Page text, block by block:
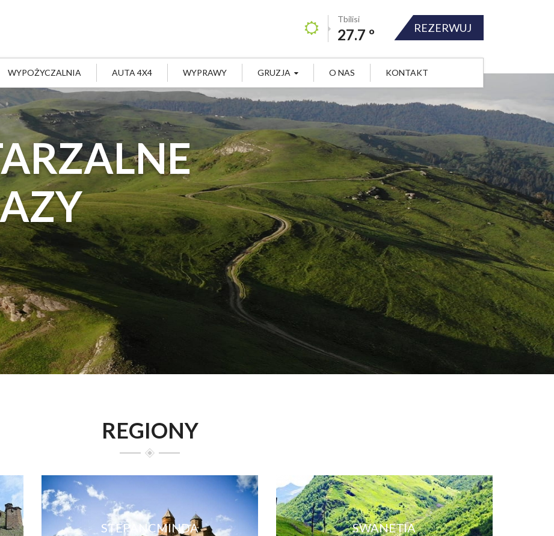
REZERWUJ
Tbilisi
27.7 º
WYPOŻYCZALNIA AUTA 4X4 WYPRAWY GRUZJA O NAS KONTAKT
...HERBACIANE POLA
BATUMI...
REGIONY
STEPANCMINDA SWANETIA